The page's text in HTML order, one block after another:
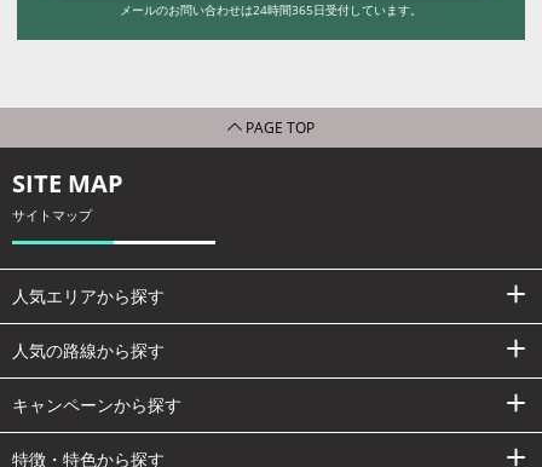
メールのお問い合わせは24時間365日受付しています。
PAGE TOP
SITE MAP
サイトマップ
人気エリアから探す
人気の路線から探す
キャンペーンから探す
特徴・特色から探す